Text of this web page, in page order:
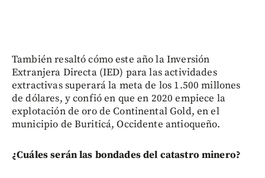
También resaltó cómo este año la Inversión
Extranjera Directa (IED) para las actividades
extractivas superará la meta de los 1.500 millones
de dólares, y confió en que en 2020 empiece la
explotación de oro de Continental Gold, en el
municipio de Buriticá, Occidente antioqueño.
¿Cuáles serán las bondades del catastro minero?